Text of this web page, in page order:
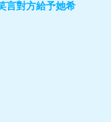
言對方給予她希